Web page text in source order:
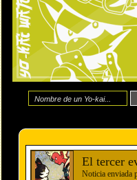
El tercer
Noticia enviada